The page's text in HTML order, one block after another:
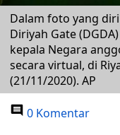
Dalam foto yang
Diriyah Gate
kepala Negara
secara virtual, di
(21/11/2020). AP
0 Komentar